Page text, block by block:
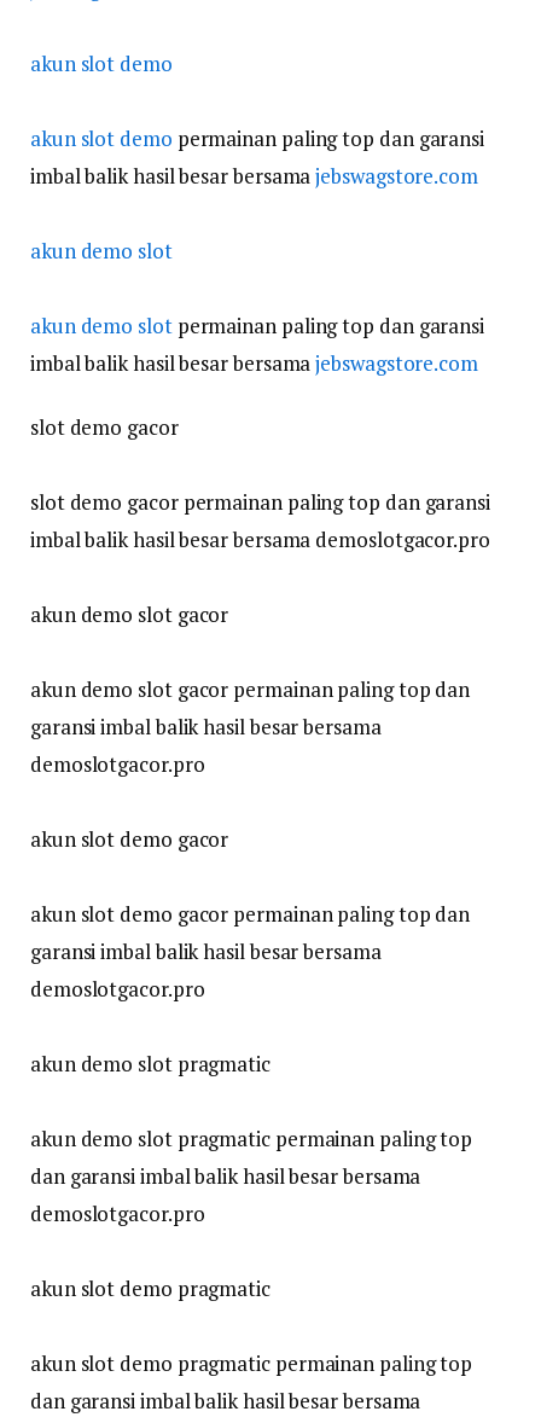
akun slot demo
akun slot demo permainan paling top dan garansi
imbal balik hasil besar bersamajebswagstore.com
akun demo slot
akun demo slotpermainan paling top dan garansi
imbal balik hasil besar bersamajebswagstore.com
slot demo gacor
slot demo gacor permainan paling top dan garansi
imbal balik hasil besar bersama demoslotgacor.pro
akun demo slot gacor
akun demo slot gacor permainan paling top dan
garansi imbal balik hasil besar bersama
demoslotgacor.pro
akun slot demo gacor
akun slot demo gacor permainan paling top dan
garansi imbal balik hasil besar bersama
demoslotgacor.pro
akun demo slot pragmatic
akun demo slot pragmatic permainan paling top
dan garansi imbal balik hasil besar bersama
demoslotgacor.pro
akun slot demo pragmatic
akun slot demo pragmatic permainan paling top
dan garansi imbal balik hasil besar bersama